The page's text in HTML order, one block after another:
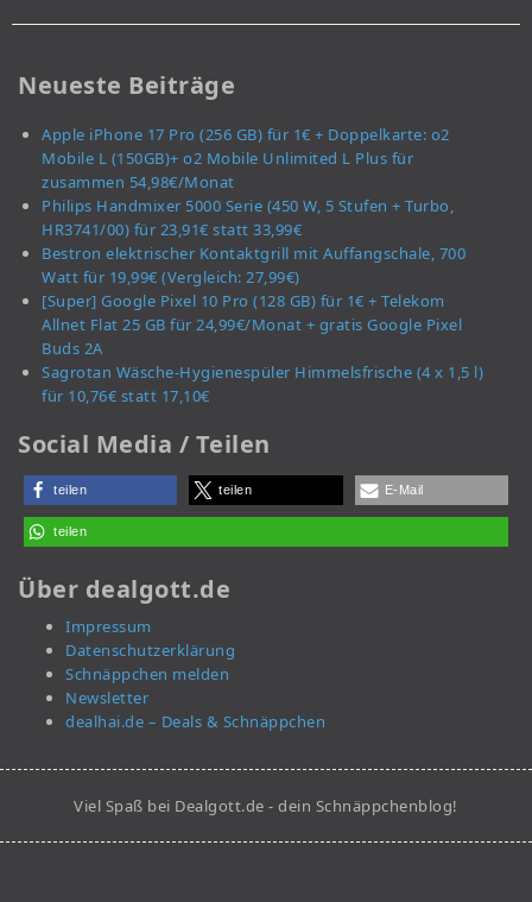
Neueste Beiträge
Apple iPhone 17 Pro (256 GB) für 1€ + Doppelkarte: o2
Mobile L (150GB)+ o2 Mobile Unlimited L Plus für
zusammen 54,98€/Monat
Philips Handmixer 5000 Serie (450 W, 5 Stufen + Turbo,
HR3741/00) für 23,91€ statt 33,99€
Bestron elektrischer Kontaktgrill mit Auffangschale, 700
Watt für 19,99€ (Vergleich: 27,99€)
[Super] Google Pixel 10 Pro (128 GB) für 1€ + Telekom
Allnet Flat 25 GB für 24,99€/Monat + gratis Google Pixel
Buds 2A
Sagrotan Wäsche-Hygienespüler Himmelsfrische (4 x 1,5 l)
für 10,76€ statt 17,10€
Social Media / Teilen
teilen teilen E-Mail
teilen
Über dealgott.de
Impressum
Datenschutzerklärung
Schnäppchen melden
Newsletter
dealhai.de – Deals & Schnäppchen
Viel Spaß bei Dealgott.de - dein Schnäppchenblog!